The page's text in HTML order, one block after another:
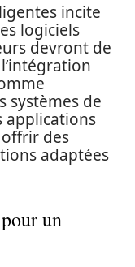
incite
logiciels
devront de
systèmes de
applications
des
adaptées
un